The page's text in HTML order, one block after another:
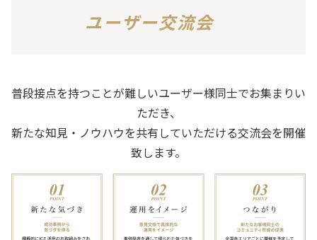
ユーザー交流会
普段接点を持つことが難しいユーザー様同士でお集まりい
ただき、
新たな知見・ノウハウを共有していただける交流会を開催
致します。